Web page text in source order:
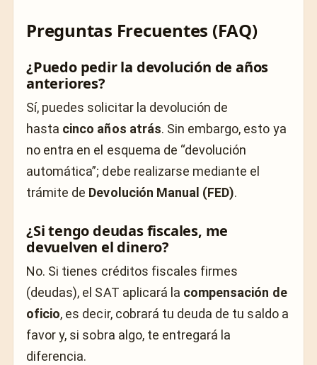
Preguntas Frecuentes (FAQ)
¿Puedo pedir la devolución de años
anteriores?
Sí, puedes solicitar la devolución de
hasta cinco años atrás. Sin embargo, esto ya
no entra en el esquema de “devolución
automática”; debe realizarse mediante el
trámite de Devolución Manual (FED).
¿Si tengo deudas fiscales, me
devuelven el dinero?
No. Si tienes créditos fiscales firmes
(deudas), el SAT aplicará la compensación de
oficio, es decir, cobrará tu deuda de tu saldo a
favor y, si sobra algo, te entregará la
diferencia.